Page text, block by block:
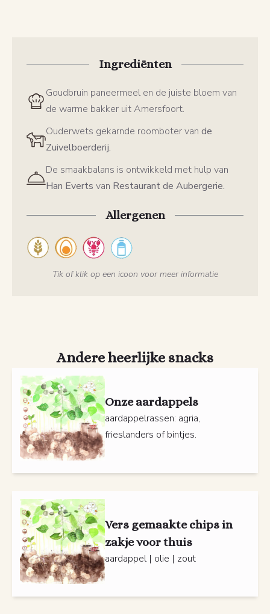
Ingrediënten
Goudbruin paneermeel en de juiste bloem van
de warme bakker uit Amersfoort.
Ouderwets gekarnde roomboter van de
Zuivelboerderij.
De smaakbalans is ontwikkeld met hulp van
Han Everts van Restaurant de Aubergerie.
Allergenen
Tik of klik op een icoon voor meer informatie
Andere heerlijke snacks
Onze aardappels
aardappelrassen: agria,
frieslanders of bintjes.
Vers gemaakte chips in
zakje voor thuis
aardappel | olie | zout